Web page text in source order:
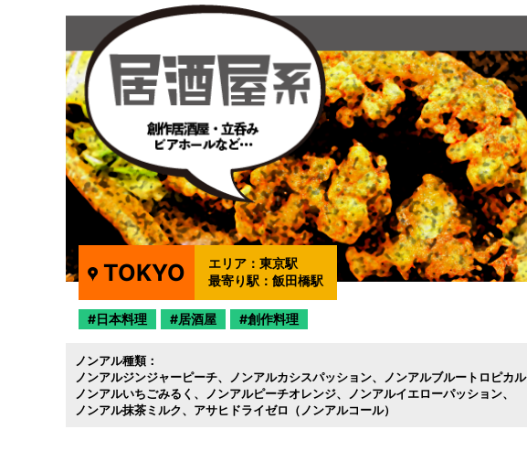
TOKYO エリア：東京駅
最寄り駅：飯田橋駅
日本料理 居酒屋 創作料理
ノンアル種類：
ノンアルジンジャーピーチ
ノンアルカシスパッション
ノンアルブルートロピカル
ノンアルいちごみるく
ノンアルピーチオレンジ
ノンアルイエローパッション
ノンアル抹茶ミルク
アサヒドライゼロ（ノンアルコール）